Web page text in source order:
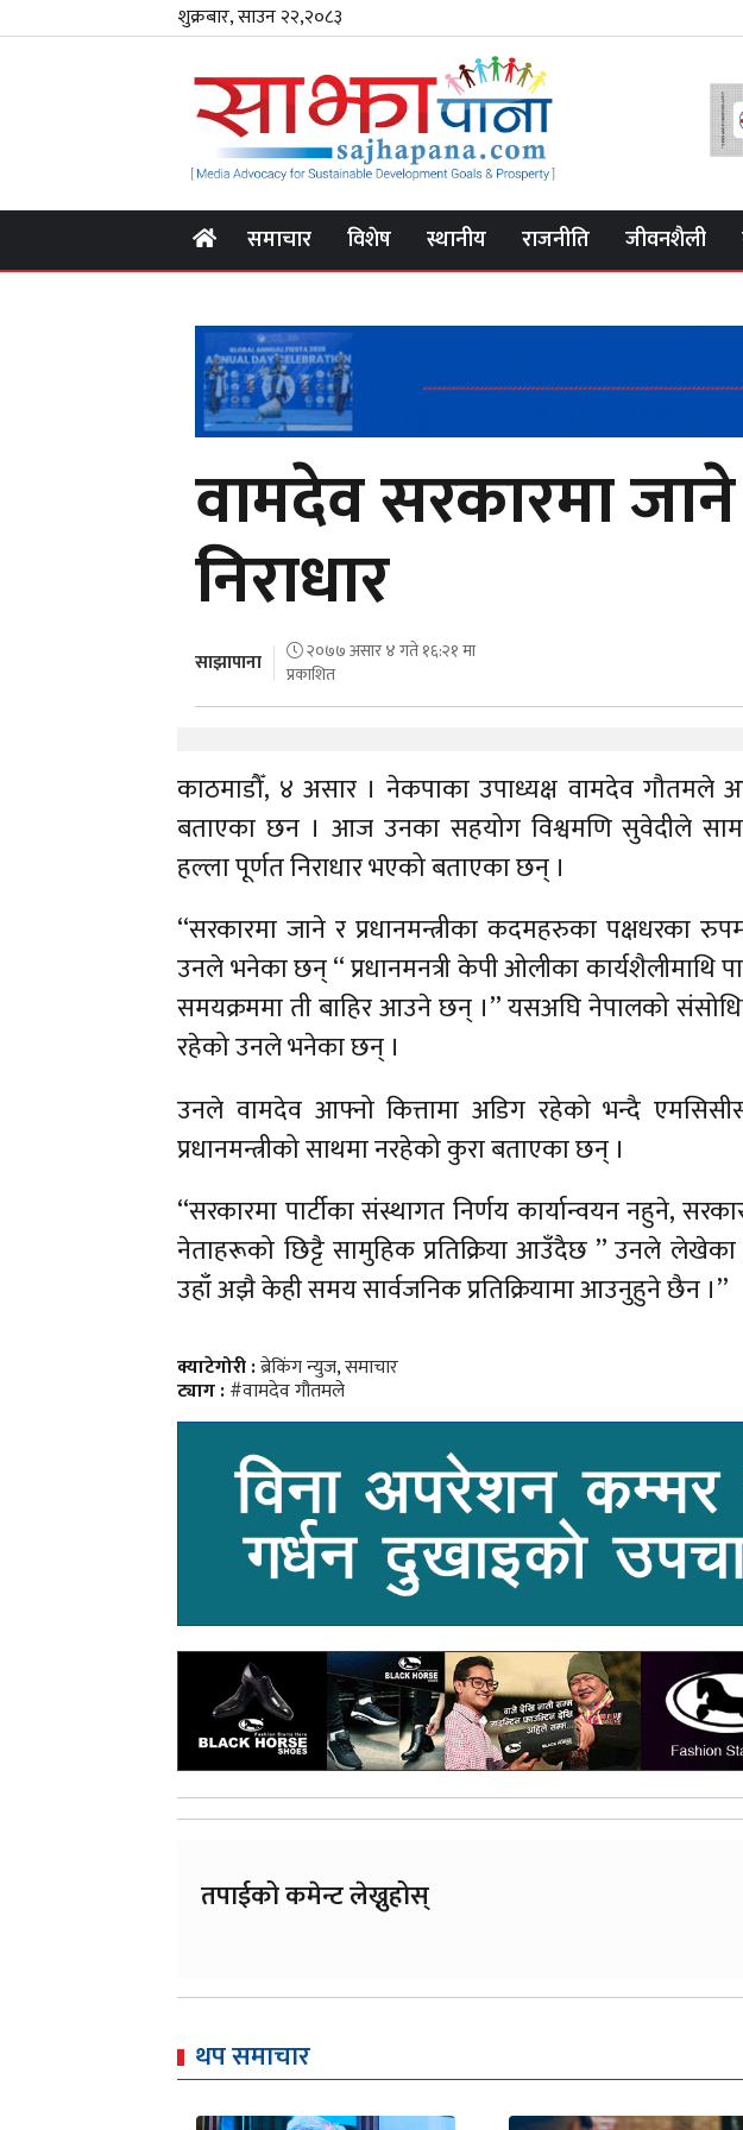
शुक्रबार, साउन २२,२०८३
समाचार विशेष स्थानीय राजनीति जीवनशैली
वामदेव सरकारमा
निराधार
साझापाना
२०७७ असार ४ गते १६:२१ मा
प्रकाशित
काठमाडौँ, ४ असार । नेकपाका उपाध्यक्ष वामदेव
बताएका छन । आज उनका सहयोग विश्वमणि सुवेदीले
हल्ला पूर्णत निराधार भएको बताएका छन् ।
‘‘सरकारमा जाने र प्रधानमन्त्रीका कदमहरुका पक्षधरका
उनले भनेका छन् ‘‘ प्रधानमनत्री केपी ओलीका कार्यशैलीमाथि
समयक्रममा ती बाहिर आउने छन् ।’’ यसअघि नेपालको
रहेको उनले भनेका छन् ।
उनले वामदेव आफ्नो कित्तामा अडिग रहेको भन्दै
प्रधानमन्त्रीको साथमा नरहेको कुरा बताएका छन् ।
‘‘सरकारमा पार्टीका संस्थागत निर्णय कार्यान्वयन नहुने,
नेताहरूको छिट्टै सामुहिक प्रतिक्रिया आउँदैछ ’’ उनले
उहाँ अझै केही समय सार्वजनिक प्रतिक्रियामा आउनुहुने छैन ।’’
क्याटेगोरी :ब्रेकिंग न्युज,समाचार
ट्याग :#वामदेव गौतमले
तपाईको कमेन्ट लेख्नुहोस्
थप समाचार